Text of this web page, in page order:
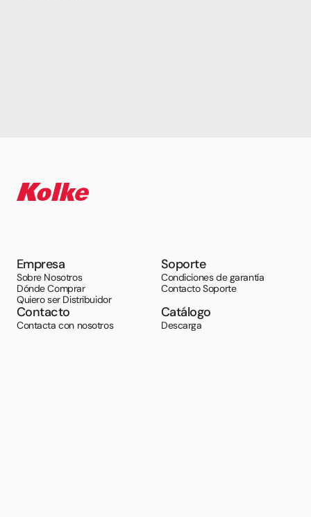
Empresa
Sobre Nosotros
Dónde Comprar
Quiero ser Distribuidor
Soporte
Condiciones de garantía
Contacto Soporte
Contacto
Contacta con nosotros
Catálogo
Descarga